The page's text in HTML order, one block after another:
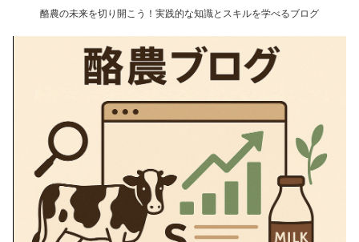
酪農の未来を切り開こう！実践的な知識とスキルを学べるブログ